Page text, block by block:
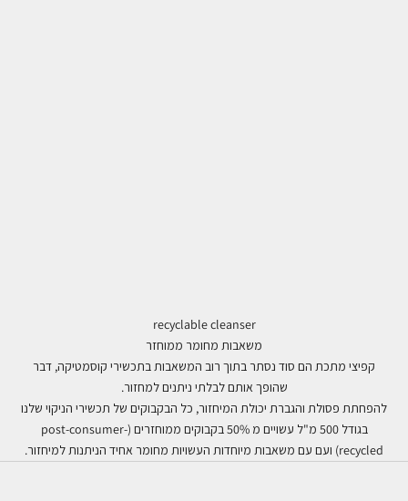
recyclable cleanser
משאבות מחומר ממוחזר
קפיצי מתכת הם סוד נסתר בתוך רוב המשאבות בתכשירי קוסמטיקה, דבר
שהופך אותם לבלתי ניתנים למחזור.
להפחתת פסולת והגברת יכולת המיחזור, כל הבקבוקים של תכשירי הניקוי שלנו
בגודל 500 מ"ל עשויים מ 50% בקבוקים ממוחזרים (post-consumer-
recycled) ועם עם משאבות מיוחדות העשויות מחומר אחיד הניתנות למיחזור.